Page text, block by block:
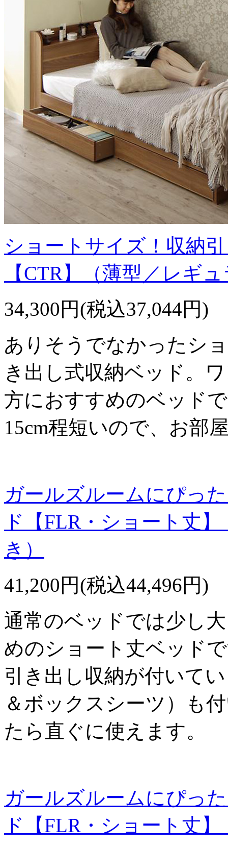
ショートサイズ！収納
【CTR】（薄型／レギ
34,300円(税込37,044円)
ありそうでなかったシ
き出し式収納ベッド。
方におすすめのベッド
15cm程短いので、お部
ガールズルームにぴっ
ド【FLR・ショート丈
き）
41,200円(税込44,496円)
通常のベッドでは少し
めのショート丈ベッド
引き出し収納が付いて
＆ボックスシーツ）も
たら直ぐに使えます。
ガールズルームにぴっ
ド【FLR・ショート丈